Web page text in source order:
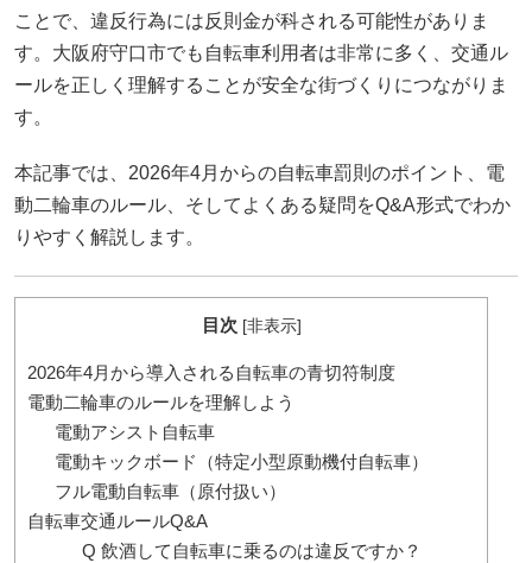
ことで、違反行為には反則金が科される可能性がありま
す。大阪府守口市でも自転車利用者は非常に多く、交通ル
ールを正しく理解することが安全な街づくりにつながりま
す。
本記事では、2026年4月からの自転車罰則のポイント、電
動二輪車のルール、そしてよくある疑問をQ&A形式でわか
りやすく解説します。
目次 [非表示]
2026年4月から導入される自転車の青切符制度
電動二輪車のルールを理解しよう
電動アシスト自転車
電動キックボード（特定小型原動機付自転車）
フル電動自転車（原付扱い）
自転車交通ルールQ&A
Q 飲酒して自転車に乗るのは違反ですか？